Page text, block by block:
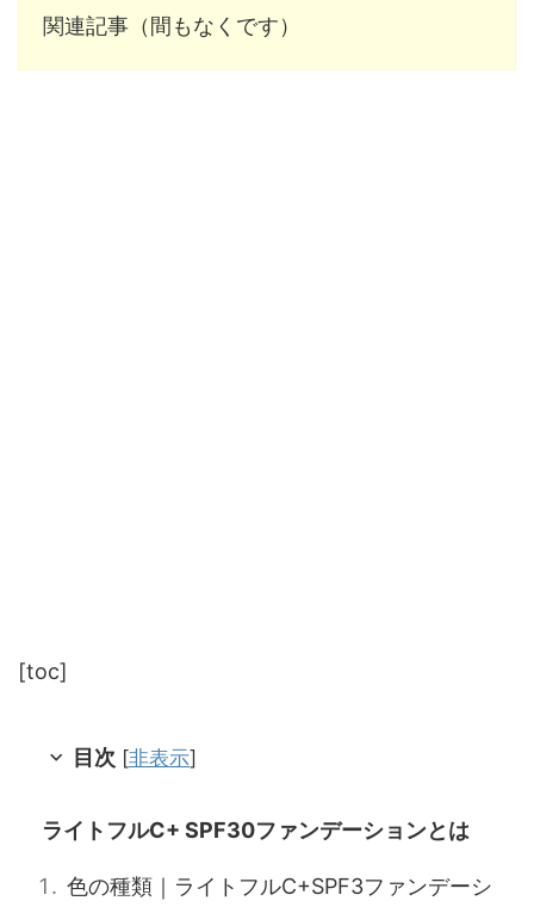
関連記事（間もなくです）
[toc]
目次 [非表示]
ライトフルC+ SPF30ファンデーションとは
色の種類｜ライトフルC+SPF3ファンデーシ